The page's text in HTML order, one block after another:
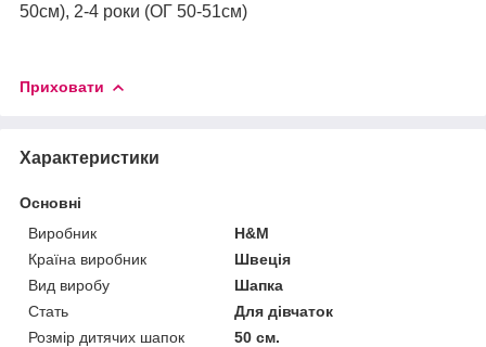
50см), 2-4 роки (ОГ 50-51см)
Приховати
Характеристики
Основні
Виробник
H&M
Країна виробник
Швеція
Вид виробу
Шапка
Стать
Для дівчаток
Розмір дитячих шапок
50 см.